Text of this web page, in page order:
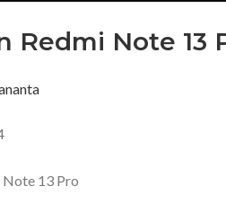
Redmi Note 13